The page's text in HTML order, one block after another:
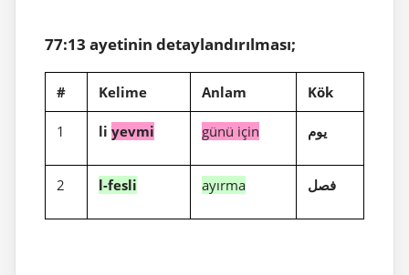
77:13 ayetinin detaylandırılması;
# Kelime Anlam Kök
1 li yevmi günü için يوم
2 l-fesli ayırma فصل